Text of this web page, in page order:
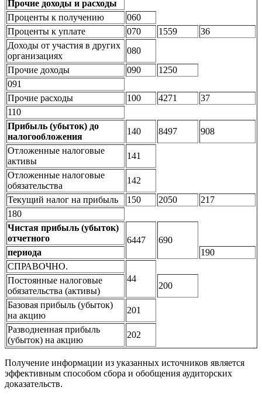
Прочие доходы и расходы
Проценты к получению
060
Проценты к уплате
070 1559
36
Доходы от участия в других
организациях
080
Прочие доходы
090
1250
091
Прочие расходы
100 4271
37
110
Прибыль (убыток) до
налогообложения
140 8497
908
Отложенные налоговые
активы
141
Отложенные налоговые
обязательства
142
Текущий налог на прибыль
150 2050
217
180
Чистая прибыль (убыток)
отчетного
6447
690
периода
190
СПРАВОЧНО.
44
Постоянные налоговые
обязательства (активы)
200
Базовая прибыль (убыток)
на акцию
201
Разводненная прибыль
(убыток) на акцию
202
Получение информации из указанных источников является
эффективным способом сбора и обобщения аудиторских
доказательств.